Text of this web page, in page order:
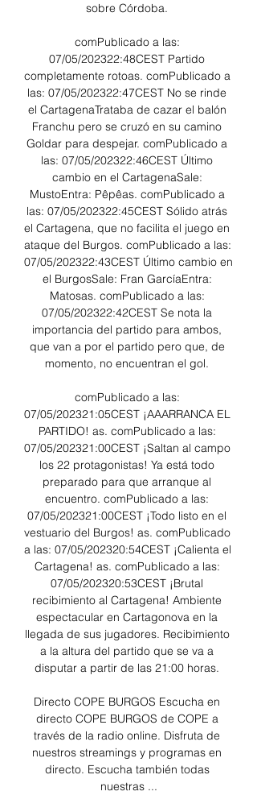
sobre Córdoba.
comPublicado a las:
07/05/202322:48CEST Partido
completamente rotoas. comPublicado a
las: 07/05/202322:47CEST No se rinde
el CartagenaTrataba de cazar el balón
Franchu pero se cruzó en su camino
Goldar para despejar. comPublicado a
las: 07/05/202322:46CEST Último
cambio en el CartagenaSale:
MustoEntra: Pêpêas. comPublicado a
las: 07/05/202322:45CEST Sólido atrás
el Cartagena, que no facilita el juego en
ataque del Burgos. comPublicado a las:
07/05/202322:43CEST Último cambio en
el BurgosSale: Fran GarcíaEntra:
Matosas. comPublicado a las:
07/05/202322:42CEST Se nota la
importancia del partido para ambos,
que van a por el partido pero que, de
momento, no encuentran el gol.
comPublicado a las:
07/05/202321:05CEST ¡AAARRANCA EL
PARTIDO! as. comPublicado a las:
07/05/202321:00CEST ¡Saltan al campo
los 22 protagonistas! Ya está todo
preparado para que arranque al
encuentro. comPublicado a las:
07/05/202321:00CEST ¡Todo listo en el
vestuario del Burgos! as. comPublicado
a las: 07/05/202320:54CEST ¡Calienta el
Cartagena! as. comPublicado a las:
07/05/202320:53CEST ¡Brutal
recibimiento al Cartagena! Ambiente
espectacular en Cartagonova en la
llegada de sus jugadores. Recibimiento
a la altura del partido que se va a
disputar a partir de las 21:00 horas.
Directo COPE BURGOS Escucha en
directo COPE BURGOS de COPE a
través de la radio online. Disfruta de
nuestros streamings y programas en
directo. Escucha también todas
nuestras ...